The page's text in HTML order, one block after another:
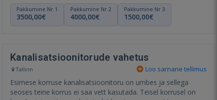
Pakkumine Nr 1
3500,00€
Pakkumine Nr 2
4000,00€
Pakkumine Nr 3
1500,00€
Kanalisatsioonitorude vahetus
Tallinn Loo sarnane tellimus
Esimese korruse kanalisatsioonitoru on umbes ja sellega
seoses teine korrus ei saa vett kasutada. Teisel korrusel on